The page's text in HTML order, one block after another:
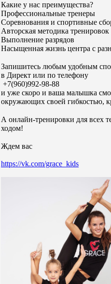
Какие у нас преимущества?
Профессиональные тренеры
Соревнования и спортивные
Авторская методика тренировок
Выполнение разрядов
Насыщенная жизнь центра с
Запишитесь любым удобным
в Директ или по телефону
+7(960)992-98-88
и уже скоро и ваша малышка
окружающих своей гибкостью,
А онлайн-тренировки для всех
ходом!
Ждем вас
https://vk.com/grace_kids